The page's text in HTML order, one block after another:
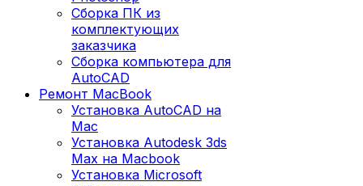
Сборка ПК из
комплектующих
заказчика
Сборка компьютера для
AutoCAD
Ремонт MacBook
Установка AutoCAD на
Mac
Установка Autodesk 3ds
Max на Macbook
Установка Microsoft